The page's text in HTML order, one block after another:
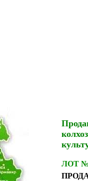
ЛОТ